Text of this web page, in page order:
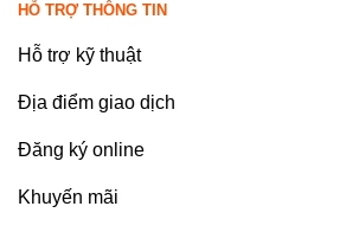
HỖ TRỢ THÔNG TIN
Hỗ trợ kỹ thuật
Địa điểm giao dịch
Đăng ký online
Khuyến mãi